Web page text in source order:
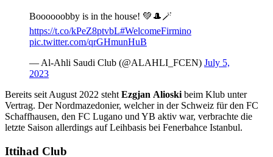
Boooooobby is in the house! 💚🎩🪄
https://t.co/kPeZ8ptvbL#WelcomeFirmino
pic.twitter.com/qrGHmunHuB
— Al-Ahli Saudi Club (@ALAHLI_FCEN) July 5,
2023
Bereits seit August 2022 steht Ezgjan Alioski beim Klub unter
Vertrag. Der Nordmazedonier, welcher in der Schweiz für den FC
Schaffhausen, den FC Lugano und YB aktiv war, verbrachte die
letzte Saison allerdings auf Leihbasis bei Fenerbahce Istanbul.
Ittihad Club